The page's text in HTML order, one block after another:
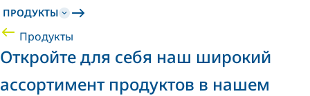
ПРОДУКТЫ
Продукты
Откройте для себя наш широкий
ассортимент продуктов в нашем